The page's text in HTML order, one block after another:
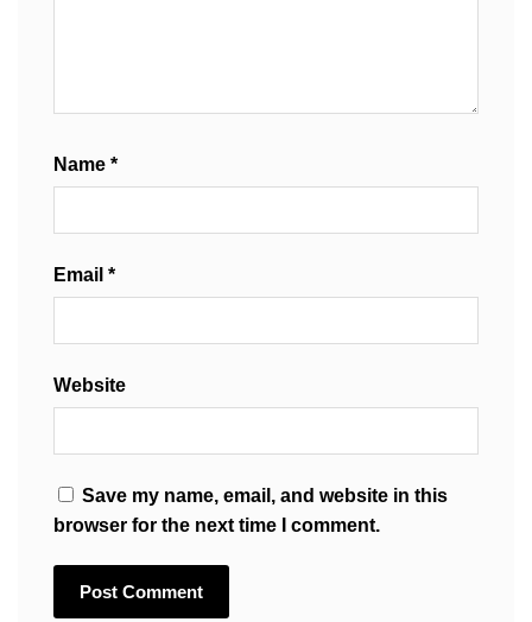
Name *
Email *
Website
Save my name, email, and website in this
browser for the next time I comment.